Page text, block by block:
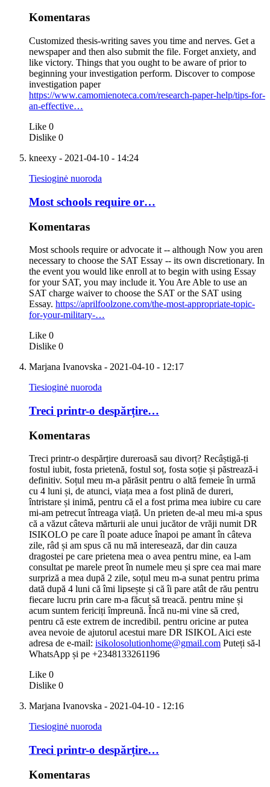
Komentaras
Customized thesis-writing saves you time and nerves. Get a
newspaper and then also submit the file. Forget anxiety, and
like victory. Things that you ought to be aware of prior to
beginning your investigation perform. Discover to compose
investigation paper
https://www.camomienoteca.com/research-paper-help/tips-for-
an-effective…
Like 0
Dislike 0
kneexy - 2021-04-10 - 14:24
Tiesioginė nuoroda
Most schools require or…
Komentaras
Most schools require or advocate it -- although Now you aren
necessary to choose the SAT Essay -- its own discretionary. In
the event you would like enroll at to begin with using Essay
for your SAT, you may include it. You Are Able to use an
SAT charge waiver to choose the SAT or the SAT using
Essay. https://aprilfoolzone.com/the-most-appropriate-topic-
for-your-military-…
Like 0
Dislike 0
Marjana Ivanovska - 2021-04-10 - 12:17
Tiesioginė nuoroda
Treci printr-o despărțire…
Komentaras
Treci printr-o despărțire dureroasă sau divorț? Recâștigă-ți
fostul iubit, fosta prietenă, fostul soț, fosta soție și păstrează-i
definitiv. Soțul meu m-a părăsit pentru o altă femeie în urmă
cu 4 luni și, de atunci, viața mea a fost plină de dureri,
întristare și inimă, pentru că el a fost prima mea iubire cu care
mi-am petrecut întreaga viață. Un prieten de-al meu mi-a spus
că a văzut câteva mărturii ale unui jucător de vrăji numit DR
ISIKOLO pe care îl poate aduce înapoi pe amant în câteva
zile, râd și am spus că nu mă interesează, dar din cauza
dragostei pe care prietena mea o avea pentru mine, ea l-am
consultat pe marele preot în numele meu și spre cea mai mare
surpriză a mea după 2 zile, soțul meu m-a sunat pentru prima
dată după 4 luni că îmi lipsește și că îi pare atât de rău pentru
fiecare lucru prin care m-a făcut să treacă. pentru mine și
acum suntem fericiți împreună. Încă nu-mi vine să cred,
pentru că este extrem de incredibil. pentru oricine ar putea
avea nevoie de ajutorul acestui mare DR ISIKOL Aici este
adresa de e-mail: isikolosolutionhome@gmail.com Puteți să-l
WhatsApp și pe +2348133261196
Like 0
Dislike 0
Marjana Ivanovska - 2021-04-10 - 12:16
Tiesioginė nuoroda
Treci printr-o despărțire…
Komentaras